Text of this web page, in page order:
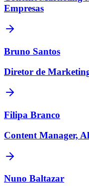
Empresas
Bruno Santos
Diretor de
Filipa Branco
Content Manager,
Nuno Baltazar